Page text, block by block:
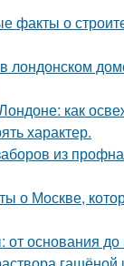
факты о
лондонском
как
характер.
из
о Москве,
от основания